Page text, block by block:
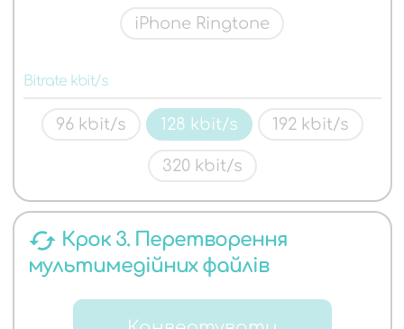
iPhone Ringtone
Bitrate kbit/s
96 kbit/s 128 kbit/s 192 kbit/s
320 kbit/s
cached Крок 3. Перетворення
мультимедійних файлів